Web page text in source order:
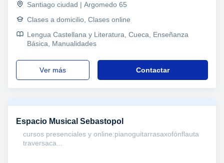
Santiago ciudad | Argomedo 65
Clases a domicilio, Clases online
Lengua Castellana y Literatura, Cueca, Enseñanza
Básica, Manualidades
ver más Contactar
Espacio Musical Sebastopol
cursos presenciales y online:pianoguitarrasaxofónflauta
traversaca...